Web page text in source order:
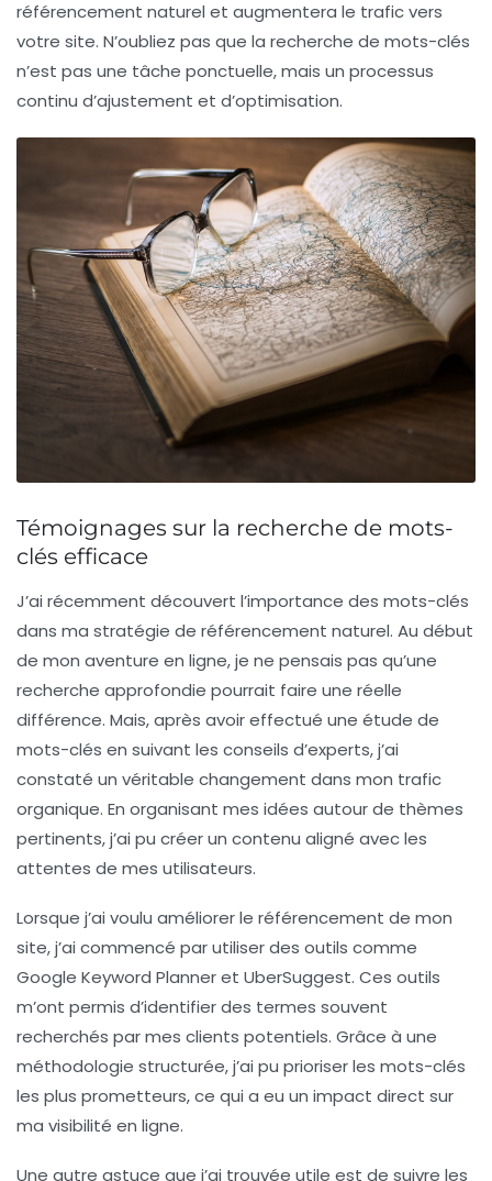
référencement naturel et augmentera le trafic vers
votre site. N’oubliez pas que la recherche de mots-clés
n’est pas une tâche ponctuelle, mais un processus
continu d’ajustement et d’optimisation.
Témoignages sur la recherche de mots-
clés efficace
J’ai récemment découvert l’importance des mots-clés
dans ma stratégie de référencement naturel. Au début
de mon aventure en ligne, je ne pensais pas qu’une
recherche approfondie pourrait faire une réelle
différence. Mais, après avoir effectué une étude de
mots-clés en suivant les conseils d’experts, j’ai
constaté un véritable changement dans mon trafic
organique. En organisant mes idées autour de thèmes
pertinents, j’ai pu créer un contenu aligné avec les
attentes de mes utilisateurs.
Lorsque j’ai voulu améliorer le référencement de mon
site, j’ai commencé par utiliser des outils comme
Google Keyword Planneret UberSuggest. Ces outils
m’ont permis d’identifier des termes souvent
recherchés par mes clients potentiels. Grâce à une
méthodologie structurée, j’ai pu prioriser les mots-clés
les plus prometteurs, ce qui a eu un impact direct sur
ma visibilité en ligne.
Une autre astuce que j’ai trouvée utile est de suivre les